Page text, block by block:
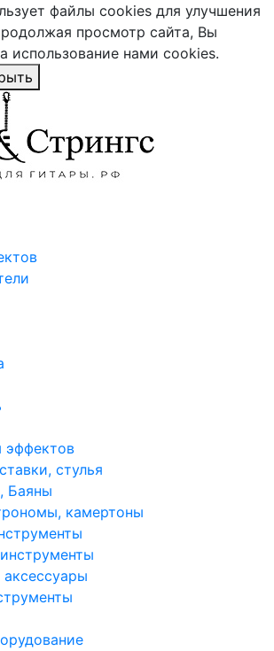
файлы cookies для улучшения
просмотр сайта, Вы
использование нами cookies.
эффектов
стулья
Баяны
камертоны